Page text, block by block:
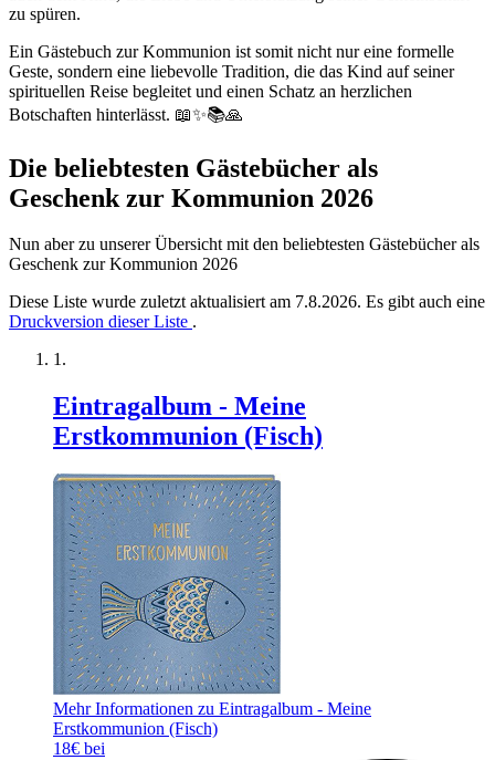
zu spüren.
Ein Gästebuch zur Kommunion ist somit nicht nur eine formelle
Geste, sondern eine liebevolle Tradition, die das Kind auf seiner
spirituellen Reise begleitet und einen Schatz an herzlichen
Botschaften hinterlässt. 📖✨📚🙏
Die beliebtesten Gästebücher als
Geschenk zur Kommunion 2026
Nun aber zu unserer Übersicht mit den beliebtesten Gästebücher als
Geschenk zur Kommunion 2026
Diese Liste wurde zuletzt aktualisiert am 7.8.2026. Es gibt auch eine
Druckversion dieser Liste .
Eintragalbum - Meine
Erstkommunion (Fisch)
Mehr Informationen zu Eintragalbum - Meine
Erstkommunion (Fisch)
18€ bei